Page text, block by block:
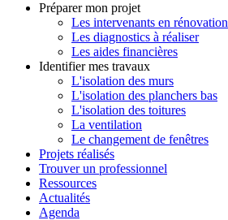
Préparer mon projet
Les intervenants en rénovation
Les diagnostics à réaliser
Les aides financières
Identifier mes travaux
L'isolation des murs
L'isolation des planchers bas
L'isolation des toitures
La ventilation
Le changement de fenêtres
Projets réalisés
Trouver un professionnel
Ressources
Actualités
Agenda